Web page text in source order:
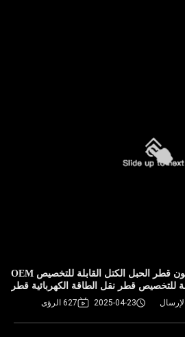
قطر كبير حزام نايلون قطر الحبل الكتل القابلة للتخصيص OEM
للتخصيص قطر نقل الطاقة الكهربائية قطر
2025-04-23 627 الرؤى